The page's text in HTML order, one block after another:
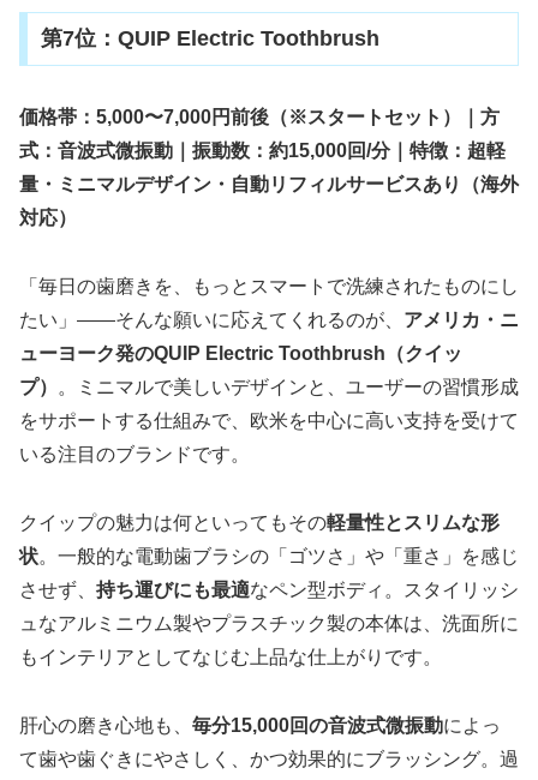
第7位：QUIP Electric Toothbrush
価格帯：5,000〜7,000円前後（※スタートセット）｜方
式：音波式微振動｜振動数：約15,000回/分｜特徴：超軽
量・ミニマルデザイン・自動リフィルサービスあり（海外
対応）
「毎日の歯磨きを、もっとスマートで洗練されたものにし
たい」——そんな願いに応えてくれるのが、 アメリカ・ニ
ューヨーク発のQUIP Electric Toothbrush（クイッ
プ）
。ミニマルで美しいデザインと、ユーザーの習慣形成
をサポートする仕組みで、欧米を中心に高い支持を受けて
いる注目のブランドです。
クイップの魅力は何といってもその軽量性とスリムな形
状。一般的な電動歯ブラシの「ゴツさ」や「重さ」を感じ
させず、 持ち運びにも最適なペン型ボディ。スタイリッシ
ュなアルミニウム製やプラスチック製の本体は、洗面所に
もインテリアとしてなじむ上品な仕上がりです。
肝心の磨き心地も、 毎分15,000回の音波式微振動によっ
て歯や歯ぐきにやさしく、かつ効果的にブラッシング。過